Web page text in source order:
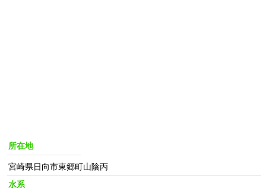
所在地
宮崎県日向市東郷町山陰丙
水系